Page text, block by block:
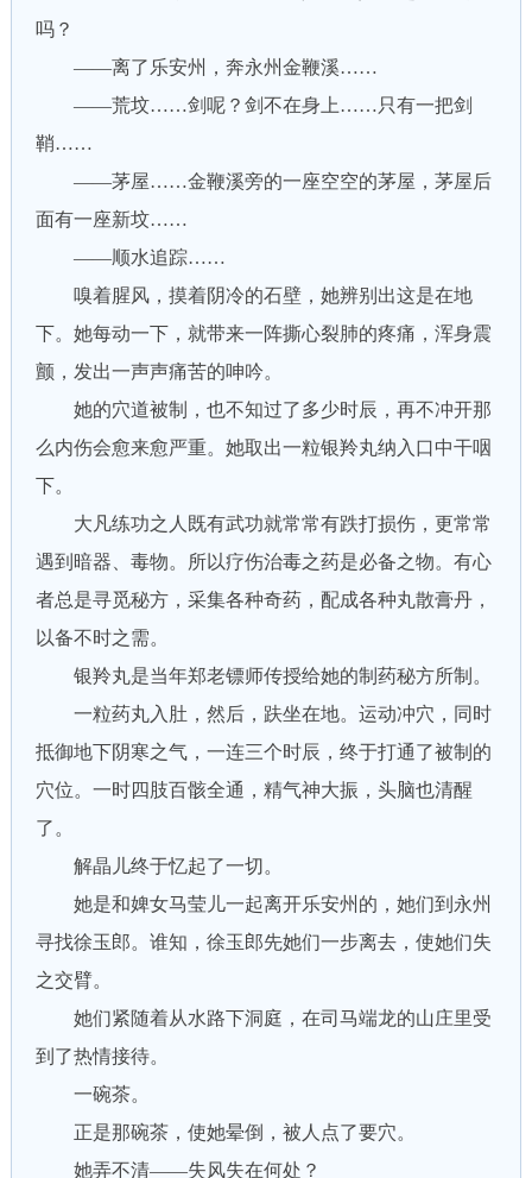
吗？
——离了乐安州，奔永州金鞭溪……
——荒坟……剑呢？剑不在身上……只有一把剑
鞘……
——茅屋……金鞭溪旁的一座空空的茅屋，茅屋后
面有一座新坟……
——顺水追踪……
嗅着腥风，摸着阴冷的石壁，她辨别出这是在地
下。她每动一下，就带来一阵撕心裂肺的疼痛，浑身震
颤，发出一声声痛苦的呻吟。
她的穴道被制，也不知过了多少时辰，再不冲开那
么内伤会愈来愈严重。她取出一粒银羚丸纳入口中干咽
下。
大凡练功之人既有武功就常常有跌打损伤，更常常
遇到暗器、毒物。所以疗伤治毒之药是必备之物。有心
者总是寻觅秘方，采集各种奇药，配成各种丸散膏丹，
以备不时之需。
银羚丸是当年郑老镖师传授给她的制药秘方所制。
一粒药丸入肚，然后，趺坐在地。运动冲穴，同时
抵御地下阴寒之气，一连三个时辰，终于打通了被制的
穴位。一时四肢百骸全通，精气神大振，头脑也清醒
了。
解晶儿终于忆起了一切。
她是和婢女马莹儿一起离开乐安州的，她们到永州
寻找徐玉郎。谁知，徐玉郎先她们一步离去，使她们失
之交臂。
她们紧随着从水路下洞庭，在司马端龙的山庄里受
到了热情接待。
一碗茶。
正是那碗茶，使她晕倒，被人点了要穴。
她弄不清——失风失在何处？